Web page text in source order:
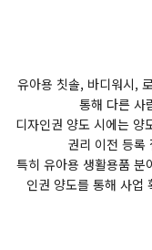
유아용 칫솔, 바디워시,
통해 다른 사
디자인권 양도 시에는 양
권리 이전 등록
특히 유아용 생활용품 분
인권 양도를 통해 사업